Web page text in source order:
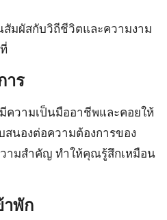
มผัสกับวิถีชีวิตและความงาม
าร
มีความเป็นมืออาชีพและคอยให้
นองต่อความต้องการของ
ามสำคัญ ทำให้คุณรู้สึกเหมือน
าพัก